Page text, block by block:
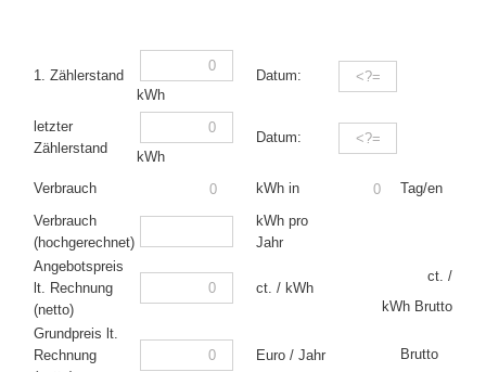
1. Zählerstand
kWh
Datum:
letzter
Zählerstand
kWh
Datum:
Verbrauch kWh in Tag/en
Verbrauch
(hochgerechnet)
kWh pro
Jahr
Angebotspreis
lt. Rechnung
(netto)
ct. / kWh
ct. /
kWh Brutto
Grundpreis lt.
Rechnung
Euro / Jahr Brutto